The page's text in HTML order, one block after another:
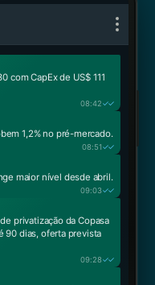
com CapEx de US$ 111
08:42✓✓
1,2% no pré-mercado.
08:51✓✓
maior nível desde abril.
09:03✓✓
privatização da Copasa
90 dias, oferta prevista
09:28✓✓